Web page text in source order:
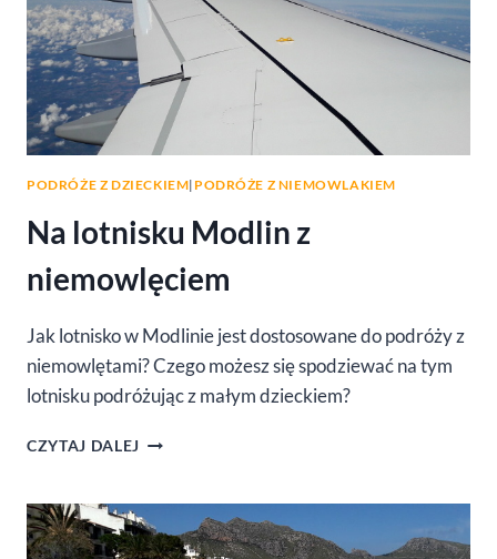
PODRÓŻE Z DZIECKIEM| PODRÓŻE Z NIEMOWLAKIEM
Na lotnisku Modlin z
niemowlęciem
Jak lotnisko w Modlinie jest dostosowane do podróży z
niemowlętami? Czego możesz się spodziewać na tym
lotnisku podróżując z małym dzieckiem?
CZYTAJ DALEJ NA
Z
NIEMOWLĘCIEM